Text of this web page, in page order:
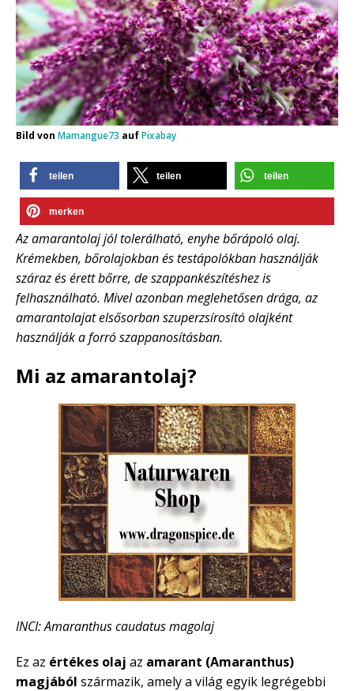
Bild von Mamangue73 aufPixabay
teilen teilen teilen
merken
Az amarantolaj jól tolerálható, enyhe bőrápoló olaj.
Krémekben, bőrolajokban és testápolókban használják
száraz és érett bőrre, de szappankészítéshez is
felhasználható. Mivel azonban meglehetősen drága, az
amarantolajat elsősorban szuperzsírosító olajként
használják a forró szappanosításban.
Mi az amarantolaj?
INCI: Amaranthus caudatus magolaj
Ez az értékes olaj az amarant (Amaranthus)
magjából származik, amely a világ egyik legrégebbi